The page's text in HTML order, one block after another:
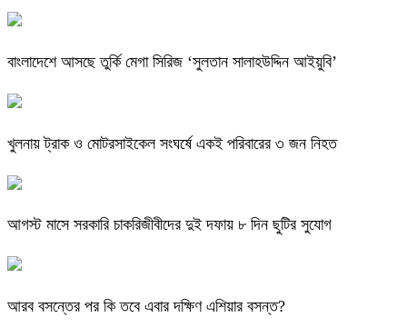
বাংলাদেশে আসছে তুর্কি মেগা সিরিজ ‘সুলতান সালাহউদ্দিন আইয়ুবি’
খুলনায় ট্রাক ও মোটরসাইকেল সংঘর্ষে একই পরিবারের ৩ জন নিহত
আগস্ট মাসে সরকারি চাকরিজীবীদের দুই দফায় ৮ দিন ছুটির সুযোগ
আরব বসন্তের পর কি তবে এবার দক্ষিণ এশিয়ার বসন্ত?